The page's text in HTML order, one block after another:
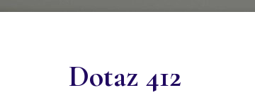
Dotaz 412